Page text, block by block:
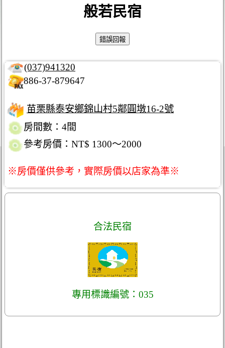
般若民宿
(037)941320
886-37-879647
苗栗縣泰安鄉錦山村5鄰圓墩16-2號
房間數：4間
參考房價：NT$ 1300～2000
※房價僅供參考，實際房價以店家為準※
合法民宿
專用標識編號：035